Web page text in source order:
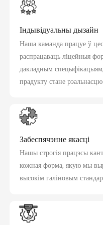
Індывідуальны дызайн
Наша каманда працуе ў
распрацаваць ліцейныя
дакладным
прадукту стане рэальнасцю
Забеспячэнне якасці
Нашы строгія працэсы
кожная форма, якую мы
высокім галіновым